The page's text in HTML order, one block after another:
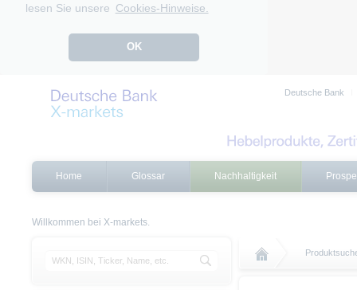
lesen Sie unsere Cookies-Hinweise.
OK
Deutsche Bank
Home Glossar Nachhaltigkeit
Willkommen bei X-markets.